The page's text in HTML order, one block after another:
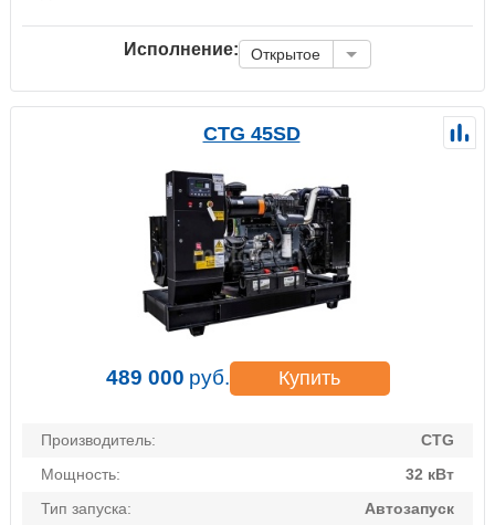
Исполнение: Открытое
CTG 45SD
489 000 руб. Купить
Производитель:
CTG
Мощность:
32 кВт
Тип запуска:
Автозапуск